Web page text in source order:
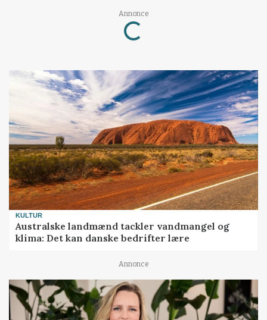
Annonce
Loading...
KULTUR
Australske landmænd tackler vandmangel og
klima: Det kan danske bedrifter lære
Annonce